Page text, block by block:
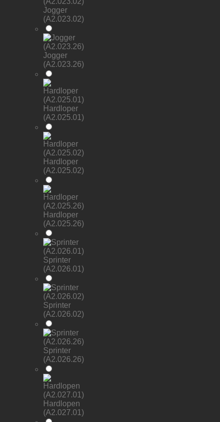
Jogger
(A2.023.02)
Jogger
(A2.023.26)
Hardloper
(A2.025.01)
Hardloper
(A2.025.02)
Hardloper
(A2.025.26)
Sprinter
(A2.026.01)
Sprinter
(A2.026.02)
Sprinter
(A2.026.26)
Hardlopen
(A2.027.01)